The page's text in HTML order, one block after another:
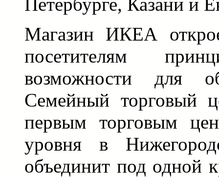
Петербурге, Казани и
Магазин ИКЕА
посетителям
возможности для
Семейный торговый
первым торговым
уровня в
объединит под одной